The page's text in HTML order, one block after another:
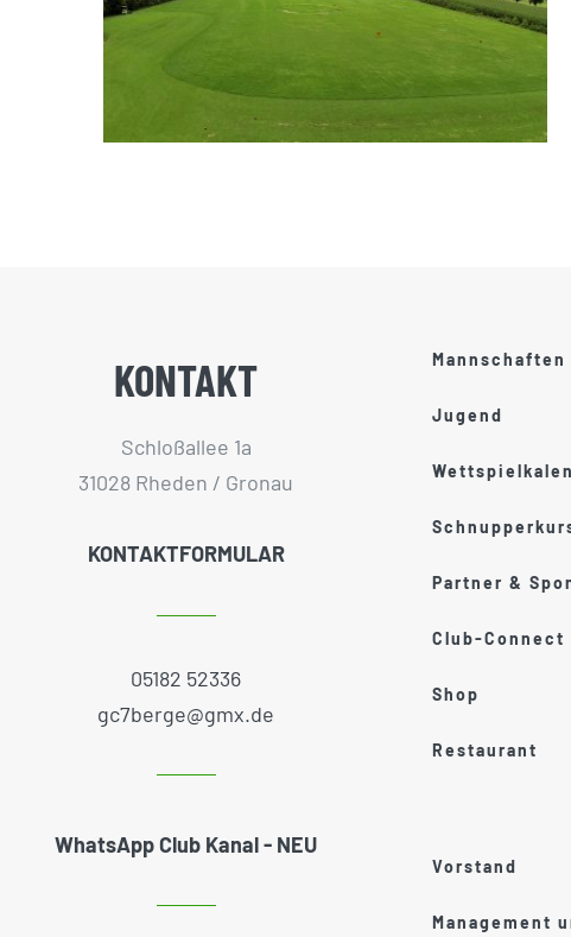
KONTAKT
Schloßallee 1a
31028 Rheden / Gronau
KONTAKTFORMULAR
05182 52336
gc7berge@gmx.de
WhatsApp Club Kanal - NEU
Mannschaften
Jugend
Partner &
Club-Connect
Shop
Restaurant
Vorstand
Management